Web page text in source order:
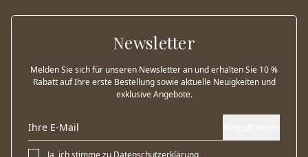
Newsletter
Melden Sie sich für unseren Newsletter an und erhalten Sie 10 %
Rabatt auf Ihre erste Bestellung sowie aktuelle Neuigkeiten und
exklusive Angebote.
Ja, ich stimme zu Datenschutzerklärung